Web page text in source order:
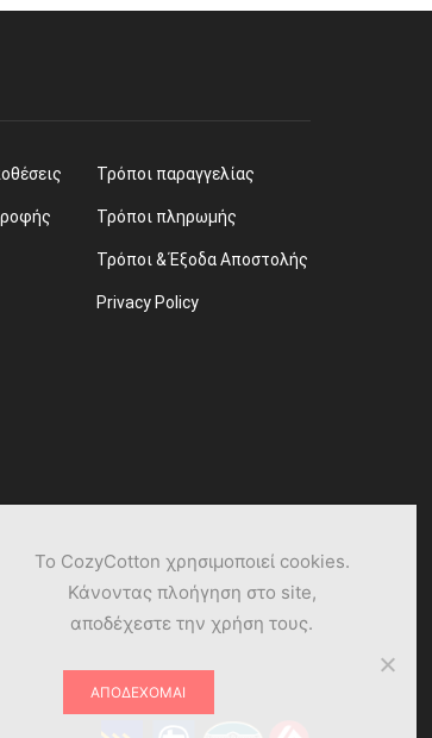
Τρόποι παραγγελίας
Τρόποι πληρωμής
Τρόποι & Έξοδα Αποστολής
Privacy Policy
Το CozyCotton χρησιμοποιεί cookies.
Κάνοντας πλοήγηση στο site,
αποδέχεστε την χρήση τους.
ΑΠΟΔΈΧΟΜΑΙ